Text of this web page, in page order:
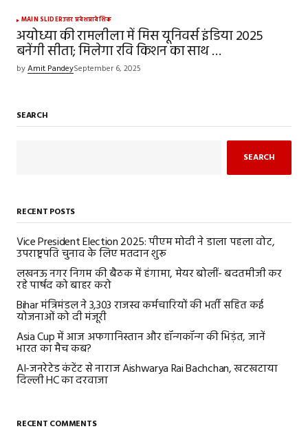
MAIN SLIDERउत्तर प्रदेशप्रादेशिक
अयोध्या की रामलीला में मिस यूनिवर्स इंडिया 2025
बनेंगी सीता; मिलेगा रवि किशन का साथ …
byAmit PandeySeptember 6, 2025
SEARCH
SEARCH
RECENT POSTS
Vice President Election 2025: पीएम मोदी ने डाला पहला वोट,
उपराष्ट्रपति चुनाव के लिए मतदान शुरू
लखनऊ नगर निगम की बैठक में हंगामा, मेयर बोलीं- बदतमीजी कर
रहे पार्षद को बाहर करो
Bihar मंत्रिमंडल ने 3,303 राजस्व कर्मचारियों की भर्ती सहित कई
योजनाओं को दी मंजूरी
Asia Cup में आज अफगानिस्तान और हॉन्गकॉन्ग की भिड़ंत, जानें
भारत का मैच कब?
AI-जनरेटेड कंटेंट से नाराज Aishwarya Rai Bachchan, खटखटाया
दिल्ली HC का दरवाजा
RECENT COMMENTS